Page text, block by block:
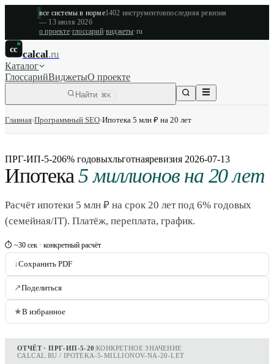
все системы в норме1402 инструментовпоследняя ревизия
— 13 июля 2026
о проекте·глоссарий·виджеты·ru
cc calcal.ru
Каталог
ГлоссарийВиджетыО проекте
Найти ⌘K
Главная›Программный SEO›Ипотека 5 млн ₽ на 20 лет
ПРГ-ИП-5-206% годовыхльготнаяревизия 2026-07-13
Ипотека5 миллионов на 20 лет
Расчёт ипотеки 5 млн ₽ на срок 20 лет под 6% годовых
(семейная/IT). Платёж, переплата, график.
⏱ ~30 сек · конкретный расчёт
↓Сохранить PDF
↗Поделиться
★В избранное
ОТЧЁТ · ПРГ-ИП-5-20 |КОНКРЕТНОЕ ЗНАЧЕНИЕ
CALCAL.RU / IPOTEKA-5-MILLIONOV-NA-20-LET